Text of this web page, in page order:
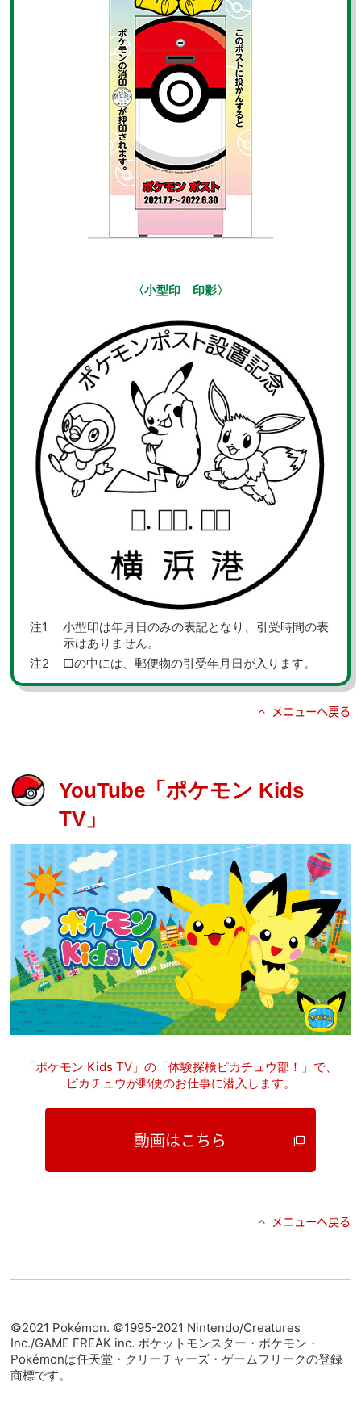
〈小型印 印影〉
小型印は年月日のみの表記となり、引受時間の表
示はありません。
□の中には、郵便物の引受年月日が入ります。
メニューへ戻る
YouTube「ポケモン Kids
TV」
「ポケモン Kids TV」の「体験探検ピカチュウ部！」で、
ピカチュウが郵便のお仕事に潜入します。
動画はこちら
メニューへ戻る
©2021 Pokémon. ©1995-2021 Nintendo/Creatures
Inc./GAME FREAK inc. ポケットモンスター・ポケモン・
Pokémonは任天堂・クリーチャーズ・ゲームフリークの登録
商標です。